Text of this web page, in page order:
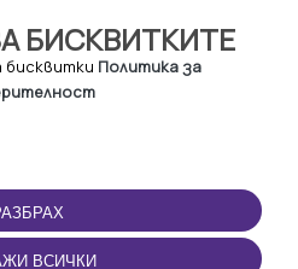
БИСКВИТКИТЕ
Политика за
ВСИЧКИ
ПРИЛОЖЕНИЕТО